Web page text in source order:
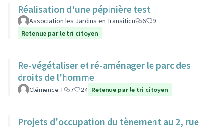
Réalisation d'une pépinière test
Association les Jardins en Transition 6
9
Retenue par le tri citoyen
Re-végétaliser et ré-aménager le parc des
droits de l'homme
Clémence T 7 24 Retenue par le tri citoyen
Projets d'occupation du tènement au 2, rue